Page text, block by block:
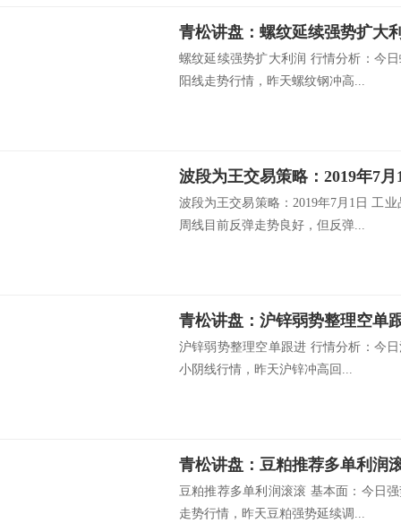
青松讲盘：螺纹延续强势扩大
螺纹延续强势扩大利润 行情分析：今
阳线走势行情，昨天螺纹钢冲高...
波段为王交易策略：2019年7月
波段为王交易策略：2019年7月1日 工
周线目前反弹走势良好，但反弹...
青松讲盘：沪锌弱势整理空单
沪锌弱势整理空单跟进 行情分析：今
小阴线行情，昨天沪锌冲高回...
青松讲盘：豆粕推荐多单利润
豆粕推荐多单利润滚滚 基本面：今日
走势行情，昨天豆粕强势延续调...